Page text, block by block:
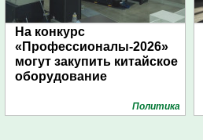
На конкурс
«Профессионалы-2026»
могут закупить китайское
оборудование
Политика